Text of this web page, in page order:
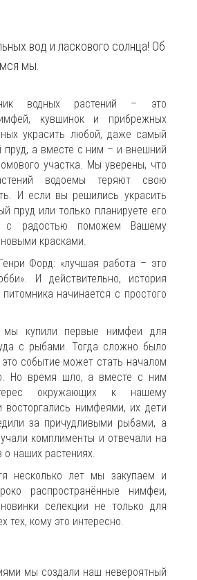
вод и ласкового солнца! Об
мы.
водных растений – это
кувшинок и прибрежных
украсить любой, даже самый
пруд, а вместе с ним – и внешний
участка. Мы уверены, что
водоемы теряют свою
И если вы решились украсить
пруд или только планируете его
с радостью поможем Вашему
новыми красками.
Форд: «лучшая работа – это
И действительно, история
начинается с простого
мы купили первые нимфеи для
с рыбами. Тогда сложно было
это событие может стать началом
Но время шло, а вместе с ним
окружающих к нашему
восторгались нимфеями, их дети
за причудливыми рыбами, а
комплименты и отвечали на
о наших растениях.
несколько лет мы закупаем и
распространённые нимфеи,
селекции не только для
тех, кому это интересно.
мы создали наш невероятный